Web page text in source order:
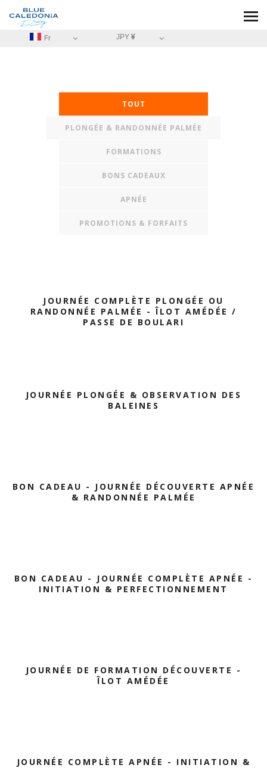
Fr JPY
TOUT
PLONGÉE & RANDONNÉE PALMÉE
FORMATIONS
BONS CADEAUX
APNÉE
PROMOTIONS & FORFAITS
JOURNÉE COMPLÈTE PLONGÉE OU
RANDONNÉE PALMÉE - ÎLOT AMÉDÉE /
PASSE DE BOULARI
JOURNÉE PLONGÉE & OBSERVATION DES
BALEINES
BON CADEAU - JOURNÉE DÉCOUVERTE APNÉE
& RANDONNÉE PALMÉE
BON CADEAU - JOURNÉE COMPLÈTE APNÉE -
INITIATION & PERFECTIONNEMENT
JOURNÉE DE FORMATION DÉCOUVERTE -
ÎLOT AMÉDÉE
JOURNÉE COMPLÈTE APNÉE - INITIATION &